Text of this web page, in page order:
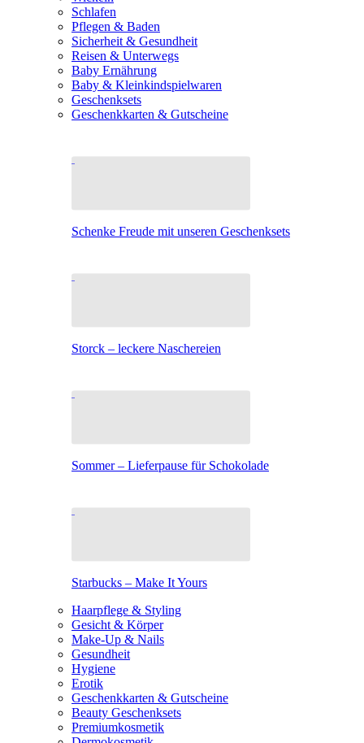
Schlafen
Pflegen & Baden
Sicherheit & Gesundheit
Reisen & Unterwegs
Baby Ernährung
Baby & Kleinkindspielwaren
Geschenksets
Geschenkkarten & Gutscheine
Schenke Freude mit unseren Geschenksets
Storck – leckere Naschereien
Sommer – Lieferpause für Schokolade
Starbucks – Make It Yours
Haarpflege & Styling
Gesicht & Körper
Make-Up & Nails
Gesundheit
Hygiene
Erotik
Geschenkkarten & Gutscheine
Beauty Geschenksets
Premiumkosmetik